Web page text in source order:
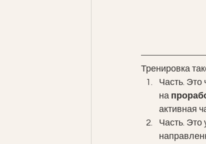
Тренировка
Часть.
на
активная
Часть. Это